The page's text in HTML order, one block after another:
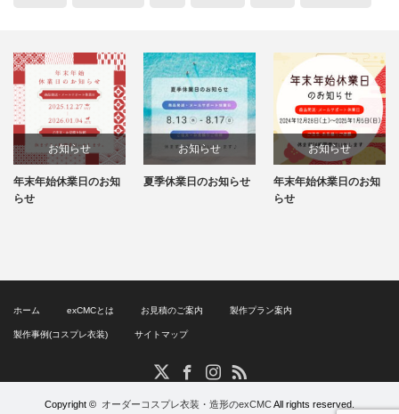
お知らせ
年末年始休業日のお知
らせ
お知らせ
夏季休業日のお知らせ
お知らせ
年末年始休業日のお知
らせ
ホーム exCMCとは お見積のご案内 製作プラン案内
製作事例(コスプレ衣装) サイトマップ
FacebookInstagram
RSS
Copyright © オーダーコスプレ衣装・造形のexCMCAll rights reserved.